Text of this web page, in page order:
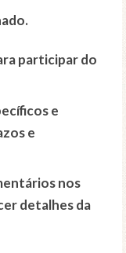
participar do
e
e
nos
detalhes da